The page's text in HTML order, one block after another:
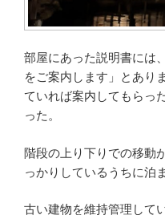
部屋にあった説明書には
をご案内します」とあり
ていれば案内してもらっ
った。
階段の上り下りでの移動
っかりしているうちに泊
古い建物を維持管理して